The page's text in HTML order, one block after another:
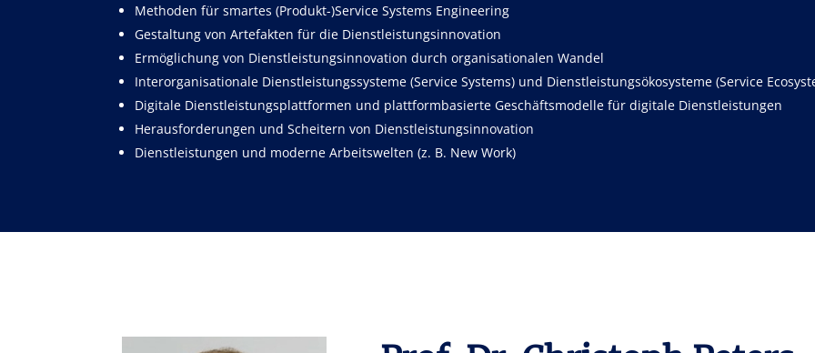
Methoden für smartes (Produkt-)Service Systems Engineering
Gestaltung von Artefakten für die Dienstleistungsinnovation
Ermöglichung von Dienstleistungsinnovation durch organisationalen Wandel
Interorganisationale Dienstleistungssysteme (Service Systems) und Dienstleistungsökosysteme (Service
Digitale Dienstleistungsplattformen und plattformbasierte Geschäftsmodelle für digitale Dienstleistungen
Herausforderungen und Scheitern von Dienstleistungsinnovation
Dienstleistungen und moderne Arbeitswelten (z. B. New Work)